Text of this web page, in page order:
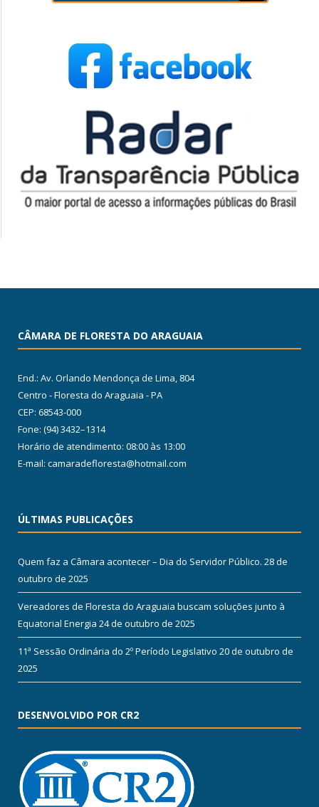
CÂMARA DE FLORESTA DO ARAGUAIA
End.: Av. Orlando Mendonça de Lima, 804
Centro - Floresta do Araguaia - PA
CEP: 68543-000
Fone: (94) 3432–1314
Horário de atendimento: 08:00 às 13:00
E-mail: camaradefloresta@hotmail.com
ÚLTIMAS PUBLICAÇÕES
Quem faz a Câmara acontecer – Dia do Servidor Público. 28 de
outubro de 2025
Vereadores de Floresta do Araguaia buscam soluções junto à
Equatorial Energia 24 de outubro de 2025
11ª Sessão Ordinária do 2º Período Legislativo 20 de outubro de
2025
DESENVOLVIDO POR CR2